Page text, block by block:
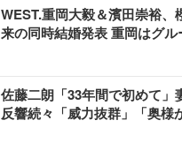
WEST.重岡大毅＆濱田崇裕、
来の同時結婚発表 重岡はグ
佐藤二朗「33年間で初めて」
反響続々「威力抜群」「奥様